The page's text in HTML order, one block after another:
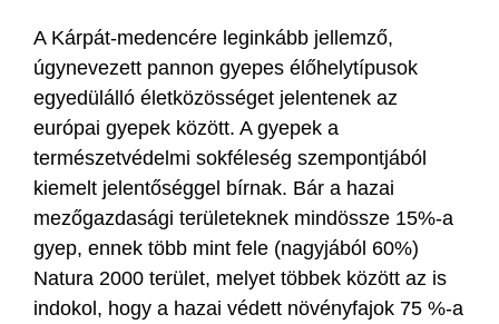
A Kárpát-medencére leginkább jellemző,
úgynevezett pannon gyepes élőhelytípusok
egyedülálló életközösséget jelentenek az
európai gyepek között. A gyepek a
természetvédelmi sokféleség szempontjából
kiemelt jelentőséggel bírnak. Bár a hazai
mezőgazdasági területeknek mindössze 15%-a
gyep, ennek több mint fele (nagyjából 60%)
Natura 2000 terület, melyet többek között az is
indokol, hogy a hazai védett növényfajok 75 %-a